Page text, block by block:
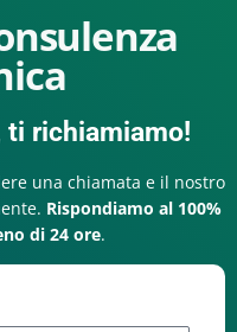
ti richiamiamo!
una chiamata e il nostro
Rispondiamo al 100%
di 24 ore.